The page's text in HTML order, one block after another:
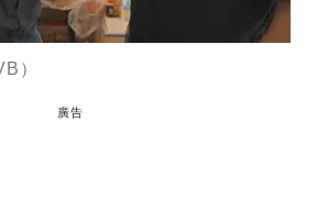
）
廣告